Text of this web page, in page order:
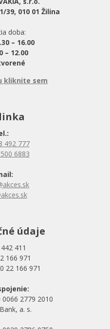
39, 010 01 Žilina
doba:
– 16.00
– 12.00
kliknite sem
492 777
6883
údaje
411
166 971
22 166 971
0066 2779 2010
a. s.